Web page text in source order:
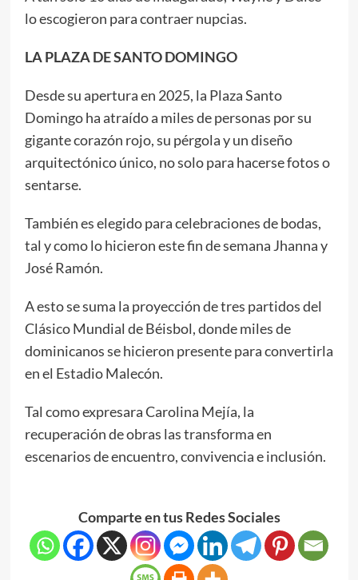
lo escogieron para contraer nupcias.
LA PLAZA DE SANTO DOMINGO
Desde su apertura en 2025, la Plaza Santo
Domingo ha atraído a miles de personas por su
gigante corazón rojo, su pérgola y un diseño
arquitectónico único, no solo para hacerse fotos o
sentarse.
También es elegido para celebraciones de bodas,
tal y como lo hicieron este fin de semana Jhanna y
José Ramón.
A esto se suma la proyección de tres partidos del
Clásico Mundial de Béisbol, donde miles de
dominicanos se hicieron presente para convertirla
en el Estadio Malecón.
Tal como expresara Carolina Mejía, la
recuperación de obras las transforma en
escenarios de encuentro, convivencia e inclusión.
Comparte en tus Redes Sociales